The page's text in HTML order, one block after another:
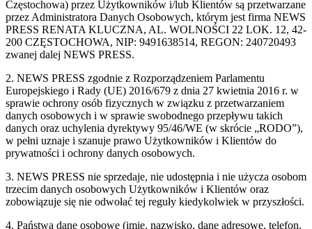
Częstochowa) przez Użytkowników i/lub Klientów są przetwarzane
przez Administratora Danych Osobowych, którym jest firma NEWS
PRESS RENATA KLUCZNA, AL. WOLNOŚCI 22 LOK. 12, 42-
200 CZĘSTOCHOWA, NIP: 9491638514, REGON: 240720493
zwanej dalej NEWS PRESS.
2. NEWS PRESS zgodnie z Rozporządzeniem Parlamentu
Europejskiego i Rady (UE) 2016/679 z dnia 27 kwietnia 2016 r. w
sprawie ochrony osób fizycznych w związku z przetwarzaniem
danych osobowych i w sprawie swobodnego przepływu takich
danych oraz uchylenia dyrektywy 95/46/WE (w skrócie „RODO”),
w pełni uznaje i szanuje prawo Użytkowników i Klientów do
prywatności i ochrony danych osobowych.
3. NEWS PRESS nie sprzedaje, nie udostępnia i nie użycza osobom
trzecim danych osobowych Użytkowników i Klientów oraz
zobowiązuje się nie odwołać tej reguły kiedykolwiek w przyszłości.
4. Państwa dane osobowe (imię, nazwisko, dane adresowe, telefon,